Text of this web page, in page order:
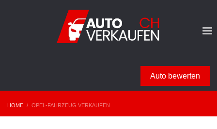
Auto bewerten
HOME OPEL-FAHRZEUG VERKAUFEN